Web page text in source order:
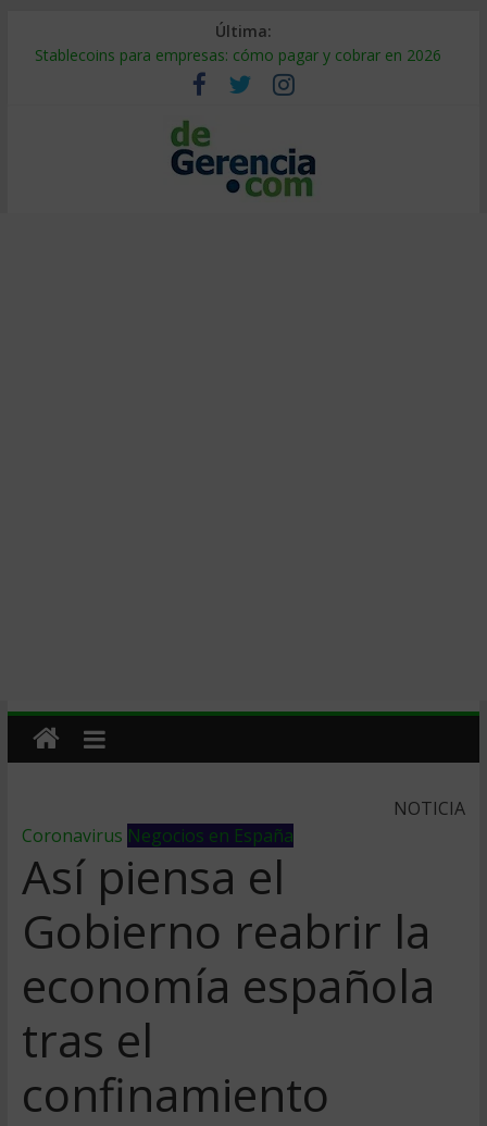
Última:
Stablecoins para empresas: cómo pagar y cobrar en 2026
Despido silencioso: qué es y por qué sale tan caro
IA en selección de personal: cómo auditarla a tiempo
Trabajo forzoso en la cadena de suministro: qué hacer
Mercado hispano de EE. UU.: cómo segmentarlo y venderle
NOTICIA
Coronavirus Negocios en España
Así piensa el
Gobierno reabrir la
economía española
tras el
confinamiento